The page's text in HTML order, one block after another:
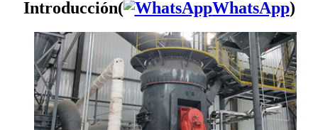
Introducción(
WhatsApp)